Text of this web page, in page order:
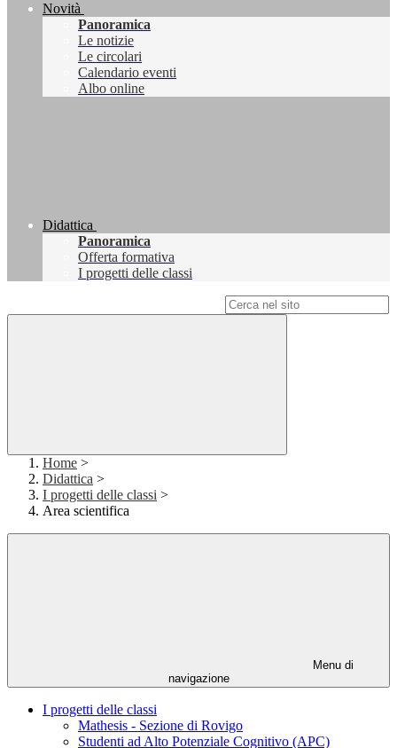
Novità
Panoramica
Le notizie
Le circolari
Calendario eventi
Albo online
Didattica
Panoramica
Offerta formativa
I progetti delle classi
Home >
Didattica >
I progetti delle classi >
Area scientifica
Menu di
navigazione
I progetti delle classi
Mathesis - Sezione di Rovigo
Studenti ad Alto Potenziale Cognitivo (APC)